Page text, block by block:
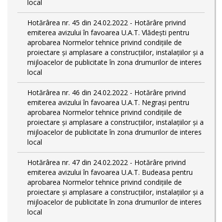
local
Hotărârea nr. 45 din 24.02.2022 - Hotărâre privind
emiterea avizului în favoarea U.A.T. Vlădești pentru
aprobarea Normelor tehnice privind condiţiile de
proiectare şi amplasare a construcţiilor, instalaţiilor şi a
mijloacelor de publicitate în zona drumurilor de interes
local
Hotărârea nr. 46 din 24.02.2022 - Hotărâre privind
emiterea avizului în favoarea U.A.T. Negrași pentru
aprobarea Normelor tehnice privind condiţiile de
proiectare şi amplasare a construcţiilor, instalaţiilor şi a
mijloacelor de publicitate în zona drumurilor de interes
local
Hotărârea nr. 47 din 24.02.2022 - Hotărâre privind
emiterea avizului în favoarea U.A.T. Budeasa pentru
aprobarea Normelor tehnice privind condiţiile de
proiectare şi amplasare a construcţiilor, instalaţiilor şi a
mijloacelor de publicitate în zona drumurilor de interes
local